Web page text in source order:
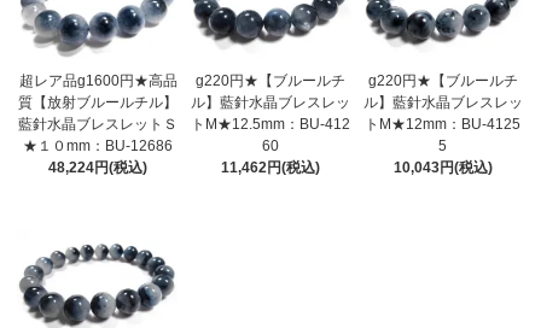
超レア品g1600円★高品
質【放射ブルールチル】
藍針水晶ブレスレットＳ
★１０mm：BU-12686
48,224円(税込)
g220円★【ブルールチ
ル】藍針水晶ブレスレッ
トM★12.5mm：BU-412
60
11,462円(税込)
g220円★【ブルールチ
ル】藍針水晶ブレスレッ
トM★12mm：BU-4125
5
10,043円(税込)